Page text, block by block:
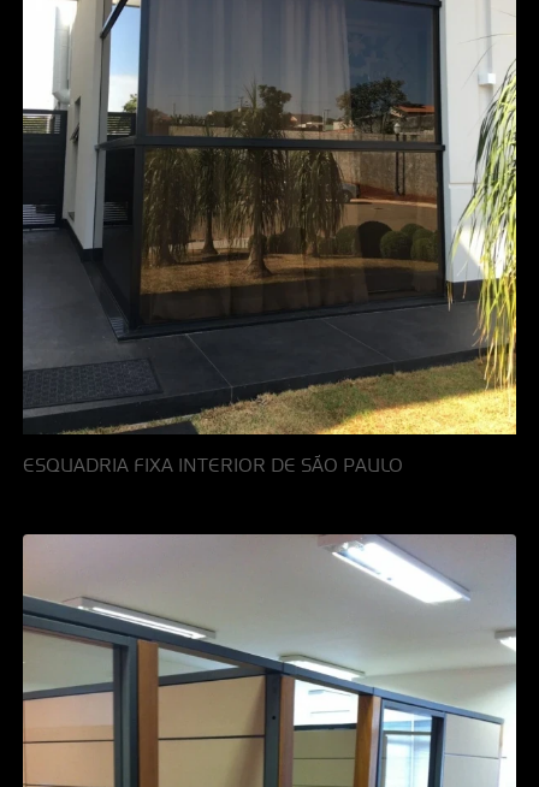
ESQUADRIA FIXA INTERIOR DE SÃO PAULO